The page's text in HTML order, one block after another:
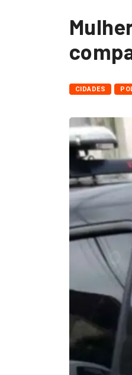
CIDADES